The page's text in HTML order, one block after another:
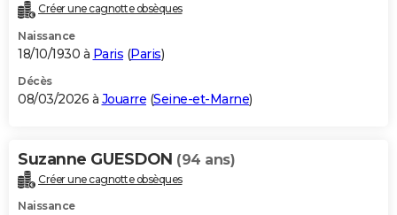
Créer une cagnotte obsèques
Naissance
18/10/1930 à Paris (Paris)
Décès
08/03/2026 à Jouarre (Seine-et-Marne)
Suzanne GUESDON (94 ans)
Créer une cagnotte obsèques
Naissance